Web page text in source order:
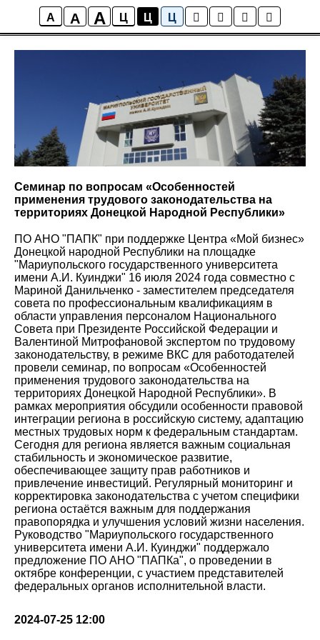
A A A Ц Ц Ц
Новости
Семинар по вопросам «Особенностей
применения трудового законодательства на
территориях Донецкой Народной Республики»
ПО АНО "ПАПК" при поддержке Центра «Мой бизнес»
Донецкой народной Республики на площадке
"Мариупольского государственного университета
имени А.И. Куинджи" 16 июля 2024 года совместно с
Мариной Данильченко - заместителем председателя
совета по профессиональным квалификациям в
области управления персоналом Национального
Совета при Президенте Российской Федерации и
Валентиной Митрофановой экспертом по трудовому
законодательству, в режиме ВКС для работодателей
провели семинар, по вопросам «Особенностей
применения трудового законодательства на
территориях Донецкой Народной Республики». В
рамках мероприятия обсудили особенности правовой
интеграции региона в российскую систему, адаптацию
местных трудовых норм к федеральным стандартам.
Сегодня для региона является важным социальная
стабильность и экономическое развитие,
обеспечивающее защиту прав работников и
привлечение инвестиций. Регулярный мониторинг и
корректировка законодательства с учетом специфики
региона остаётся важным для поддержания
правопорядка и улучшения условий жизни населения.
Руководство "Мариупольского государственного
университета имени А.И. Куинджи" поддержало
предложение ПО АНО "ПАПКа", о проведении в
октябре конференции, с участием представителей
федеральных органов исполнительной власти.
2024-07-25 12:00